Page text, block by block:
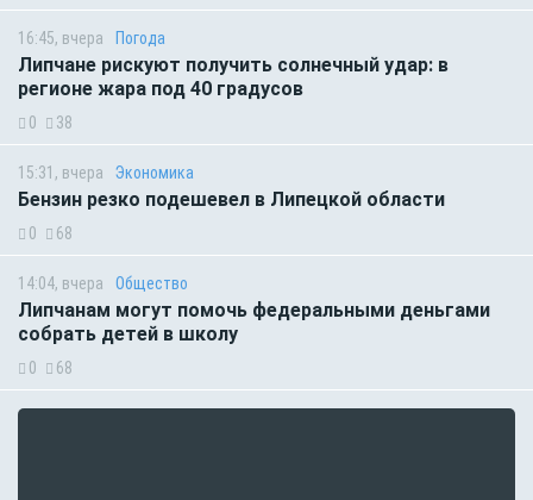
16:45, вчера Погода
Липчане рискуют получить солнечный удар: в
регионе жара под 40 градусов
0 38
15:31, вчера Экономика
Бензин резко подешевел в Липецкой области
0 68
14:04, вчера Общество
Липчанам могут помочь федеральными деньгами
собрать детей в школу
0 68